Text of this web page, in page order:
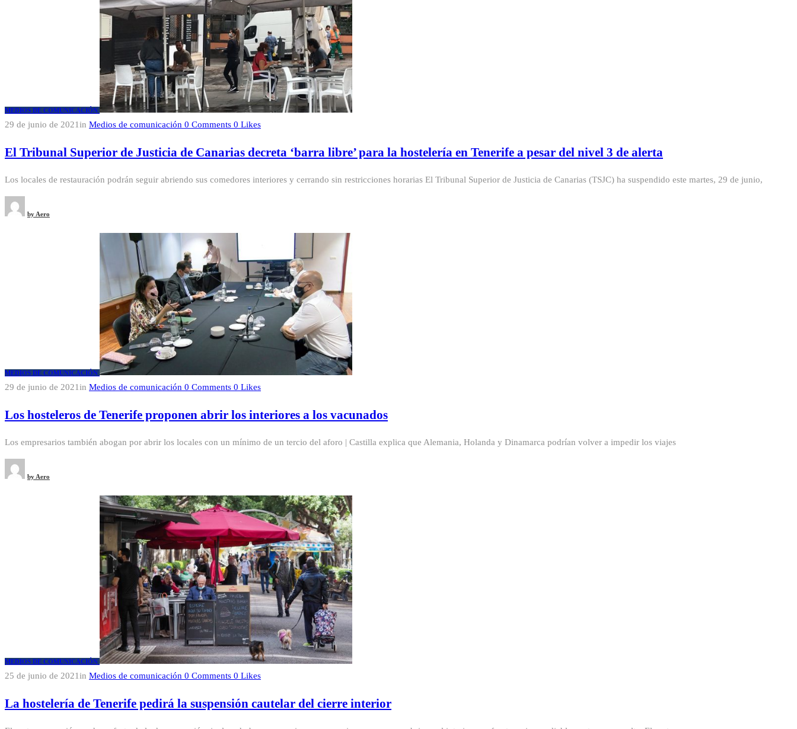
MEDIOS DE COMUNICACIÓN
29 de junio de 2021 in Medios de comunicación 0 Comments 0 Likes
El Tribunal Superior de Justicia de Canarias decreta ‘barra libre’ para la hostelería en Tenerife a pesar del nivel 3 de alerta
Los locales de restauración podrán seguir abriendo sus comedores interiores y cerrando sin restricciones horarias El Tribunal Superior de Justicia de Canarias (TSJC) ha suspendido este martes, 29 de junio,
by Aero
MEDIOS DE COMUNICACIÓN
29 de junio de 2021 in Medios de comunicación 0 Comments 0 Likes
Los hosteleros de Tenerife proponen abrir los interiores a los vacunados
Los empresarios también abogan por abrir los locales con un mínimo de un tercio del aforo | Castilla explica que Alemania, Holanda y Dinamarca podrían volver a impedir los viajes
by Aero
MEDIOS DE COMUNICACIÓN
25 de junio de 2021 in Medios de comunicación 0 Comments 0 Likes
La hostelería de Tenerife pedirá la suspensión cautelar del cierre interior